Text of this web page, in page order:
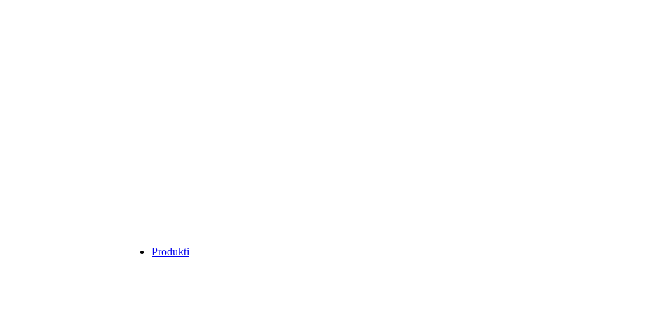
Produkti